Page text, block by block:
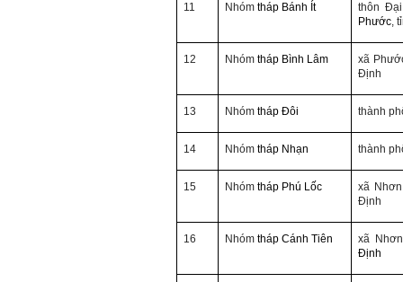
11 Nhómtháp Bánh Ít
thôn
Phước,
12 Nhómtháp Bình Lâm
xã
Định
13 Nhómtháp Đôi thành
14 Nhómtháp Nhạn thành
15 Nhómtháp Phú Lốc
xã
Định
16 Nhómtháp Cánh Tiên
xã
Định